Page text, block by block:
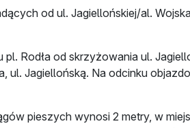
od ul. Jagiellońskiej/al.
Rodła od skrzyżowania ul.
ul. Jagiellońską. Na odcinku
pieszych wynosi 2 metry, w